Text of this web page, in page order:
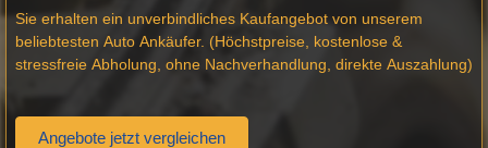
Sie erhalten ein unverbindliches Kaufangebot von unserem
beliebtesten Auto Ankäufer. (Höchstpreise, kostenlose &
stressfreie Abholung, ohne Nachverhandlung, direkte Auszahlung)
Angebote jetzt vergleichen